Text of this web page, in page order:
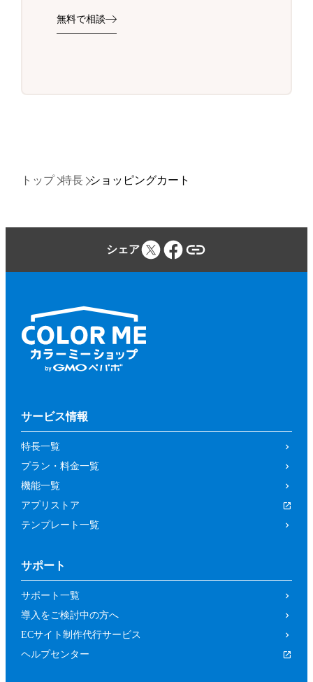
無料で相談
トップ 特長 ショッピングカート
シェア
サービス情報
特長一覧
プラン・料金一覧
機能一覧
アプリストア
テンプレート一覧
サポート
サポート一覧
導入をご検討中の方へ
ECサイト制作代行サービス
ヘルプセンター